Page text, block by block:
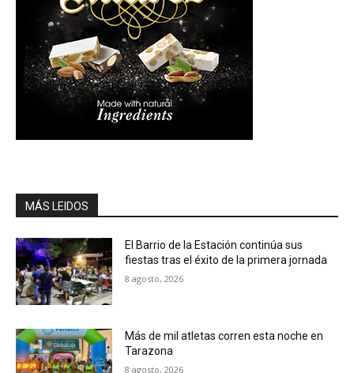
MÁS LEIDOS
El Barrio de la Estación continúa sus
fiestas tras el éxito de la primera jornada
8 agosto, 2026
Más de mil atletas corren esta noche en
Tarazona
8 agosto, 2026